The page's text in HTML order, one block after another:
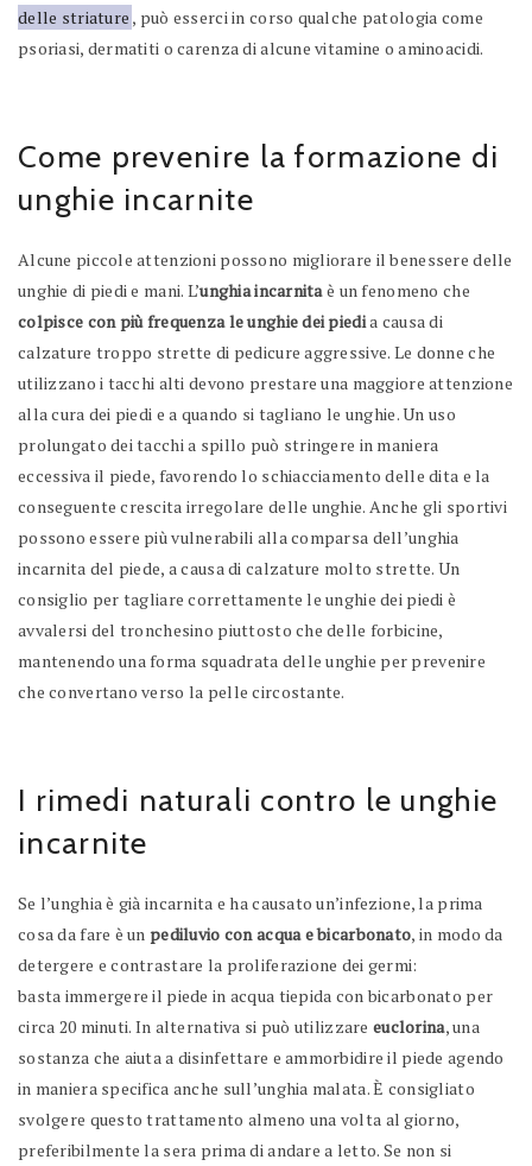
delle striature , può esserci in corso qualche patologia come
psoriasi, dermatiti o carenza di alcune vitamine o aminoacidi.
Come prevenire la formazione di
unghie incarnite
Alcune piccole attenzioni possono migliorare il benessere delle
unghie di piedi e mani. L’unghia incarnitaè un fenomeno che
colpisce con più frequenza le unghie dei piedia causa di
calzature troppo strette di pedicure aggressive. Le donne che
utilizzano i tacchi alti devono prestare una maggiore attenzione
alla cura dei piedi e a quando si tagliano le unghie. Un uso
prolungato dei tacchi a spillo può stringere in maniera
eccessiva il piede, favorendo lo schiacciamento delle dita e la
conseguente crescita irregolare delle unghie. Anche gli sportivi
possono essere più vulnerabili alla comparsa dell’unghia
incarnita del piede, a causa di calzature molto strette. Un
consiglio per tagliare correttamente le unghie dei piedi è
avvalersi del tronchesino piuttosto che delle forbicine,
mantenendo una forma squadrata delle unghie per prevenire
che convertano verso la pelle circostante.
I rimedi naturali contro le unghie
incarnite
Se l’unghia è già incarnita e ha causato un’infezione, la prima
cosa da fare è unpediluvio con acqua e bicarbonato, in modo da
detergere e contrastare la proliferazione dei germi:
basta immergere il piede in acqua tiepida con bicarbonato per
circa 20 minuti. In alternativa si può utilizzare euclorina, una
sostanza che aiuta a disinfettare e ammorbidire il piede agendo
in maniera specifica anche sull’unghia malata. È consigliato
svolgere questo trattamento almeno una volta al giorno,
preferibilmente la sera prima di andare a letto. Se non si